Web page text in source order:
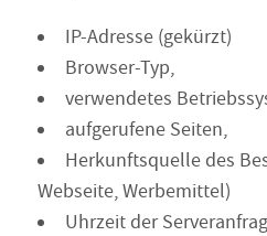
IP-Adresse (gekürzt)
Browser-Typ,
verwendetes
aufgerufene Seiten,
Herkunftsquelle des
Webseite, Werbemittel)
Uhrzeit der